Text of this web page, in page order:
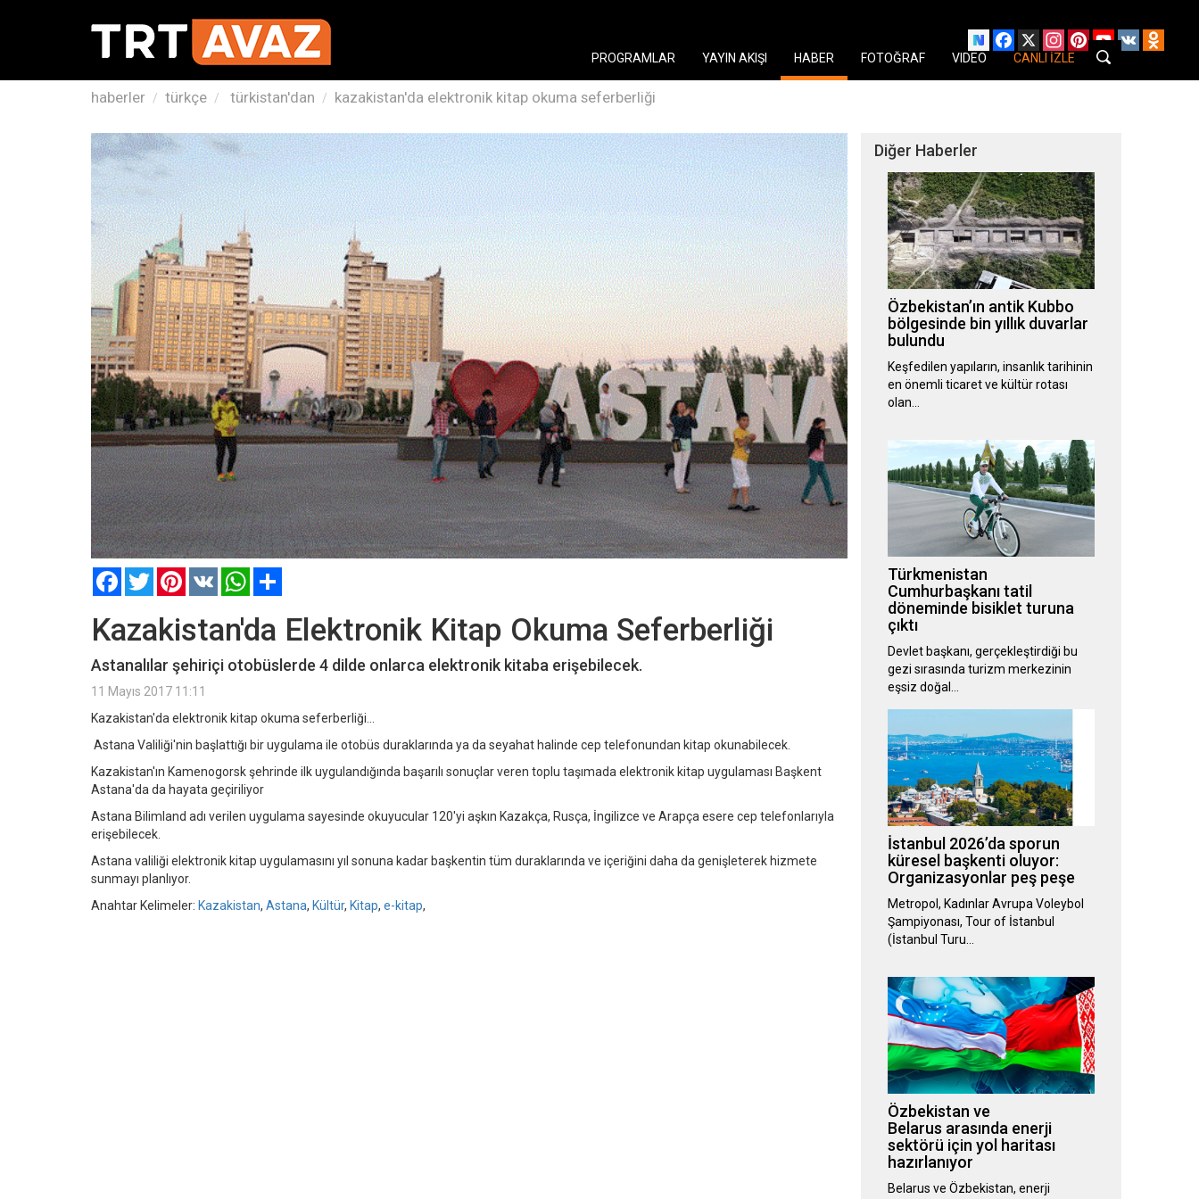
Facebook
X Instagram
PinterestYouTube
VK
PROGRAMLAR
YAYIN AKIŞI HABER FOTOĞRAF VIDEO CANLI İZLE
haberler türkçe türkistan'dan kazakistan'da elektronik kitap okuma seferberliği
FacebookTwitterPinterest
VK WhatsApp
Kazakistan'da Elektronik Kitap Okuma Seferberliği
Astanalılar şehiriçi otobüslerde 4 dilde onlarca elektronik kitaba erişebilecek.
11 Mayıs 2017 11:11
Kazakistan'da elektronik kitap okuma seferberliği...
Astana Valiliği'nin başlattığı bir uygulama ile otobüs duraklarında ya da seyahat halinde cep telefonundan kitap okunabilecek.
Kazakistan'ın Kamenogorsk şehrinde ilk uygulandığında başarılı sonuçlar veren toplu taşımada elektronik kitap uygulaması Başkent
Astana'da da hayata geçiriliyor
Astana Bilimland adı verilen uygulama sayesinde okuyucular 120'yi aşkın Kazakça, Rusça, İngilizce ve Arapça esere cep telefonlarıyla
erişebilecek.
Astana valiliği elektronik kitap uygulamasını yıl sonuna kadar başkentin tüm duraklarında ve içeriğini daha da genişleterek hizmete
sunmayı planlıyor.
Anahtar Kelimeler: Kazakistan, Astana, Kültür, Kitap, e-kitap,
Diğer Haberler
Özbekistan’ın antik Kubbo
bölgesinde bin yıllık duvarlar
bulundu
Keşfedilen yapıların, insanlık tarihinin
en önemli ticaret ve kültür rotası
olan…
Türkmenistan
Cumhurbaşkanı tatil
döneminde bisiklet turuna
çıktı
Devlet başkanı, gerçekleştirdiği bu
gezi sırasında turizm merkezinin
eşsiz doğal…
İstanbul 2026’da sporun
küresel başkenti oluyor:
Organizasyonlar peş peşe
Metropol, Kadınlar Avrupa Voleybol
Şampiyonası, Tour of İstanbul
(İstanbul Turu…
Özbekistan ve
Belarus arasında enerji
sektörü için yol haritası
hazırlanıyor
Belarus ve Özbekistan, enerji